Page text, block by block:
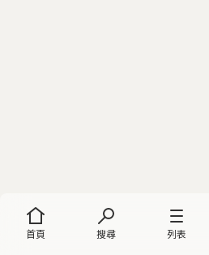
首頁 搜尋 列表